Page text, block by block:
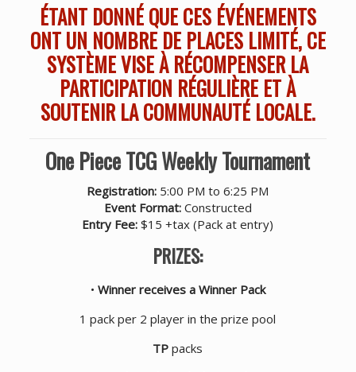
ÉTANT DONNÉ QUE CES ÉVÉNEMENTS
ONT UN NOMBRE DE PLACES LIMITÉ, CE
SYSTÈME VISE À RÉCOMPENSER LA
PARTICIPATION RÉGULIÈRE ET À
SOUTENIR LA COMMUNAUTÉ LOCALE.
One Piece TCG Weekly Tournament
Registration: 5:00 PM to 6:25 PM
Event Format:Constructed
Entry Fee: $15 +tax (Pack at entry)
PRIZES:
• Winner receives a Winner Pack
1 pack per 2 player in the prize pool
TP packs